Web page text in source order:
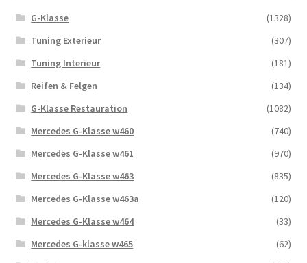
G-Klasse
(1328)
Tuning Exterieur
(307)
Tuning Interieur
(181)
Reifen & Felgen
(134)
G-Klasse Restauration
(1082)
Mercedes G-Klasse w460
(740)
Mercedes G-Klasse w461
(970)
Mercedes G-Klasse w463
(835)
Mercedes G-Klasse w463a
(120)
Mercedes G-Klasse w464
(33)
Mercedes G-klasse w465
(62)